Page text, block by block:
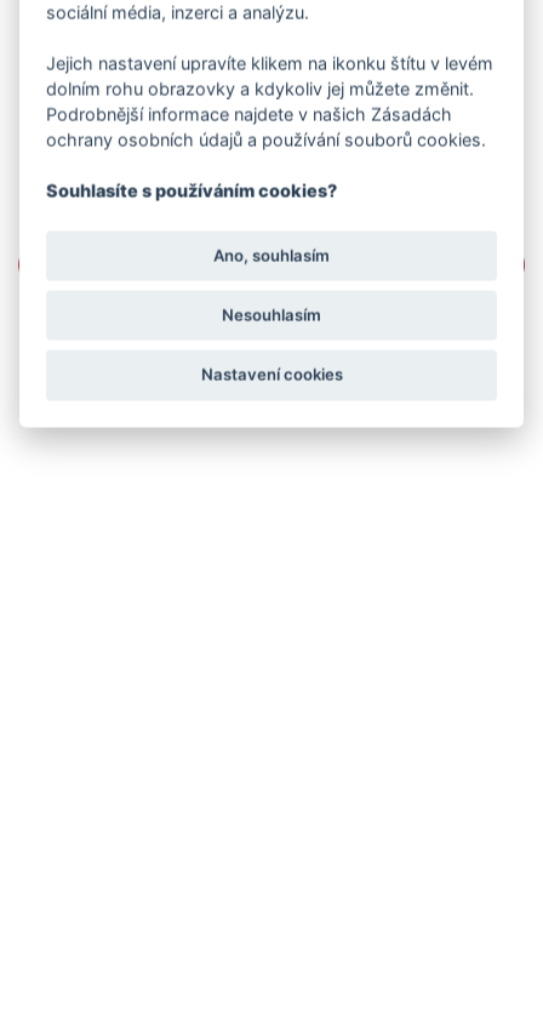
sociální média, inzerci a analýzu.
Jejich nastavení upravíte klikem na ikonku štítu v levém
dolním rohu obrazovky a kdykoliv jej můžete změnit.
Podrobnější informace najdete v našich Zásadách
ochrany osobních údajů a používání souborů cookies.
Souhlasíte s používáním cookies?
Ano, souhlasím
Nesouhlasím
Nastavení cookies